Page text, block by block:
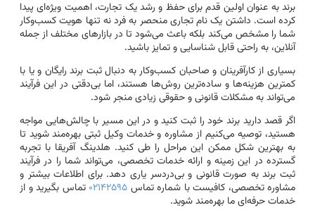
برند به عنوان اولین قدم برای حفظ و رشد یک تجارت، اهمیت ویژه‌ای پیدا
کرده است. داشتن یک نام تجاری منحصر به فرد نه تنها هویت کسب‌وکار
شما را مشخص می‌کند بلکه باعث می‌شود تا در بازارهای مختلف از جمله
آنلاین، به راحتی قابل شناسایی و تمایز باشید.
بسیاری از کارآفرینان و صاحبان کسب‌وکار به دنبال ثبت برند رایگان و یا با
کمترین هزینه‌ها و ساده‌ترین روش‌ها هستند، اما بی‌دقتی در این فرآیند
می‌تواند به مشکلات قانونی و حقوقی زیادی منجر شود.
اگر قصد دارید برند خود را ثبت کنید و در این مسیر با چالش‌هایی مواجه
هستید، توصیه می‌کنیم از مشاوره و خدمات وکیل ثبتی بهره‌مند شوید تا
به بهترین شکل ممکن این مراحل را طی کنید. هلدینگ آفریقا با تجربه
گسترده در این زمینه و ارائه خدمات تخصصی، می‌تواند شما را در فرآیند
ثبت برند به صورت قانونی و بی‌دردسر یاری دهد. برای اطلاعات بیشتر و
مشاوره تخصصی، کافیست با شماره تماس۰۲۱۴۲۵۹۵تماس بگیرید و از
خدمات حرفه‌ای ما بهره‌مند شوید.